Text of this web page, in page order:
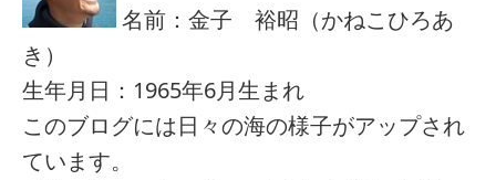
名前：金子 裕昭（かねこひろあ
き）
生年月日：1965年6月生まれ
このブログには日々の海の様子がアップされ
ています。